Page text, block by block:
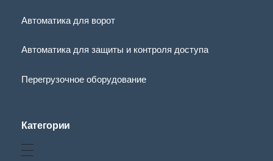
Автоматика для ворот
Автоматика для защиты и контроля доступа
Перегрузочное оборудование
Категории